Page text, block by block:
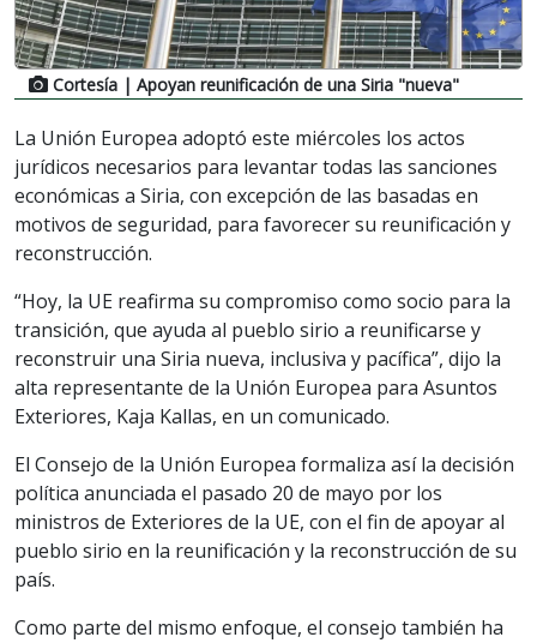
Cortesía | Apoyan reunificación de una Siria "nueva"
La Unión Europea adoptó este miércoles los actos
jurídicos necesarios para levantar todas las sanciones
económicas a Siria, con excepción de las basadas en
motivos de seguridad, para favorecer su reunificación y
reconstrucción.
“Hoy, la UE reafirma su compromiso como socio para la
transición, que ayuda al pueblo sirio a reunificarse y
reconstruir una Siria nueva, inclusiva y pacífica”, dijo la
alta representante de la Unión Europea para Asuntos
Exteriores, Kaja Kallas, en un comunicado.
El Consejo de la Unión Europea formaliza así la decisión
política anunciada el pasado 20 de mayo por los
ministros de Exteriores de la UE, con el fin de apoyar al
pueblo sirio en la reunificación y la reconstrucción de su
país.
Como parte del mismo enfoque, el consejo también ha